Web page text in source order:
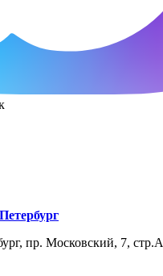
пр. Московский, 7, стр.А